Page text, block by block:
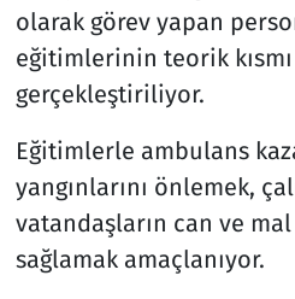
olarak görev yapan
eğitimlerinin teorik
gerçekleştiriliyor.
Eğitimlerle ambulans
yangınlarını önlemek,
vatandaşların can ve
sağlamak amaçlanıyor.